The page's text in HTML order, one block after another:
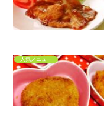
人気メニュー